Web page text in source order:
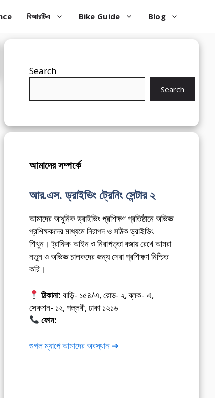
বিআরটিএ Bike Guide Blog
Search
Search
আমাদের সম্পর্কে
আর.এস. ড্রাইভিং ট্রেনিং সেন্টার ২
আমাদের আধুনিক ড্রাইভিং প্রশিক্ষণ প্রতিষ্ঠানে অভিজ্ঞ
প্রশিক্ষকদের মাধ্যমে নিরাপদ ও সঠিক ড্রাইভিং
শিখুন। ট্রাফিক আইন ও নিরাপত্তা বজায় রেখে আমরা
নতুন ও অভিজ্ঞ চালকদের জন্য সেরা প্রশিক্ষণ নিশ্চিত
করি।
ঠিকানা: বাড়ি- ১৫৪/এ, রোড- ২, ব্লক- এ,
সেকশন- ১২, পল্লবী, ঢাকা ১২১৬
ফোন:
গুগল ম্যাপে আমাদের অবস্থান ➔